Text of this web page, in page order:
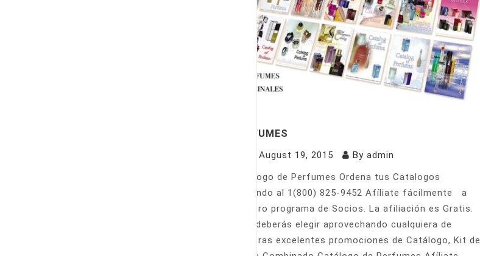
PERFUMES
August 19, 2015 By admin
Catálogo de Perfumes Ordena tus Catalogos
llamando al 1(800) 825-9452 Afíliate fácilmente a
nuestro programa de Socios. La afiliación es Gratis.
Sólo deberás elegir aprovechando cualquiera de
nuestras excelentes promociones de Catálogo, Kit de